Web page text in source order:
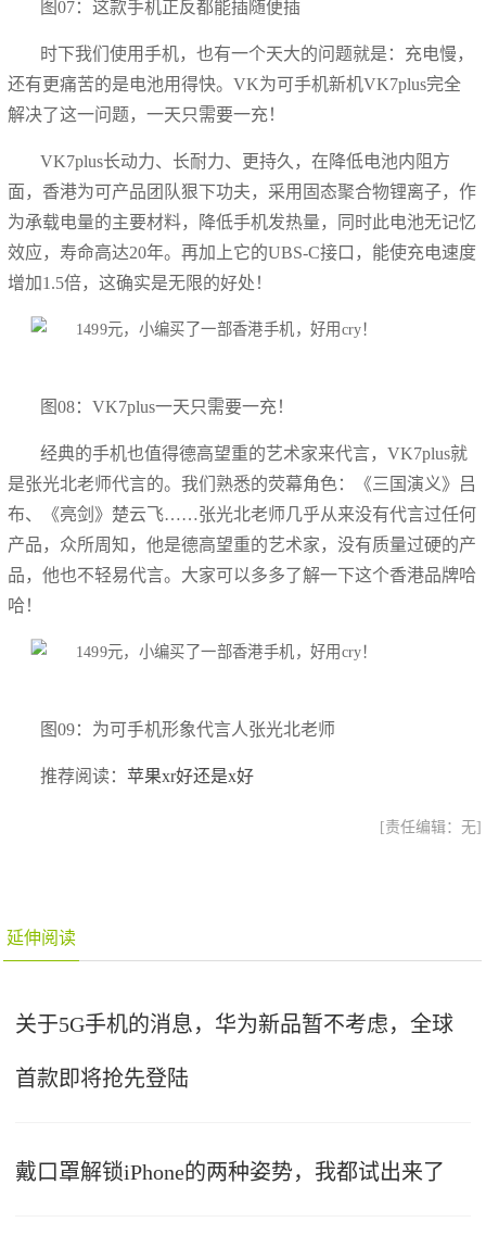
图07：这款手机正反都能插随便插
时下我们使用手机，也有一个天大的问题就是：充电慢，
还有更痛苦的是电池用得快。VK为可手机新机VK7plus完全
解决了这一问题，一天只需要一充！
VK7plus长动力、长耐力、更持久，在降低电池内阻方
面，香港为可产品团队狠下功夫，采用固态聚合物锂离子，作
为承载电量的主要材料，降低手机发热量，同时此电池无记忆
效应，寿命高达20年。再加上它的UBS-C接口，能使充电速度
增加1.5倍，这确实是无限的好处！
图08：VK7plus一天只需要一充！
经典的手机也值得德高望重的艺术家来代言，VK7plus就
是张光北老师代言的。我们熟悉的荧幕角色：《三国演义》吕
布、《亮剑》楚云飞……张光北老师几乎从来没有代言过任何
产品，众所周知，他是德高望重的艺术家，没有质量过硬的产
品，他也不轻易代言。大家可以多多了解一下这个香港品牌哈
哈！
图09：为可手机形象代言人张光北老师
推荐阅读：苹果xr好还是x好
[责任编辑：无]
延伸阅读
关于5G手机的消息，华为新品暂不考虑，全球
首款即将抢先登陆
戴口罩解锁iPhone的两种姿势，我都试出来了